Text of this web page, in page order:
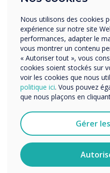
Découvrez
Nous utilisons des cookies
expérience sur notre site
performances, adapter le
vous montrer un contenu
« Autoriser tout », vous
cookies soient stockés sur
voir les cookies que nous
politique ici. Vous pouvez
que nous plaçons en
Gérer
Organisation Name
Nous aimerions vous
et services par e-mail,
J'accepte de recevoir
Clevertouch.
Vous pouvez vous
tout moment. Consultez
pour en savoir plus sur nos
désabonnement, nos
notre engagement vis-à-vis
de la vie privée.